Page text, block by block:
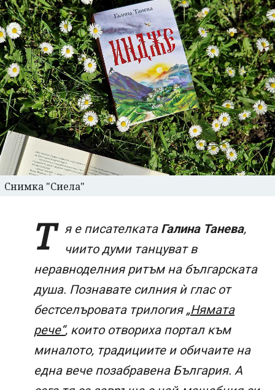
Снимка "Сиела"
Т я е писателката Галина Танева,
чиито думи танцуват в
неравноделния ритъм на българската
душа. Познавате силния ѝ глас от
бестселъровата трилогия „Нямата
рече“, които отвориха портал към
миналото, традициите и обичаите на
една вече позабравена България. А